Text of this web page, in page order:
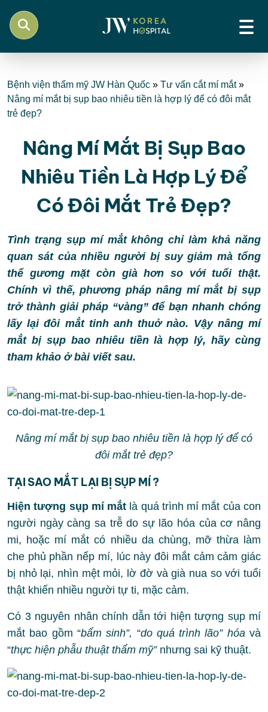
Bệnh viện thẩm mỹ JW Hàn Quốc » Tư vấn cắt mí mắt»
Nâng mí mắt bị sụp bao nhiêu tiền là hợp lý để có đôi mắt
trẻ đẹp?
Nâng Mí Mắt Bị Sụp Bao
Nhiêu Tiền Là Hợp Lý Để
Có Đôi Mắt Trẻ Đẹp?
Tình trạng sụp mí mắt không chỉ làm khả năng
quan sát của nhiều người bị suy giảm mà tổng
thể gương mặt còn già hơn so với tuổi thật.
Chính vì thế, phương pháp nâng mí mắt bị sụp
trở thành giải pháp “vàng” để bạn nhanh chóng
lấy lại đôi mắt tinh anh thuở nào. Vậy nâng mí
mắt bị sụp bao nhiêu tiền là hợp lý, hãy cùng
tham khảo ở bài viết sau.
Nâng mí mắt bị sụp bao nhiêu tiền là hợp lý để có
đôi mắt trẻ đẹp?
TẠI SAO MẮT LẠI BỊ SỤP MÍ ?
Hiện tượng sụp mí mắt là quá trình mí mắt của con
người ngày càng sa trễ do sự lão hóa của cơ nâng
mi, hoặc mí mắt có nhiều da chùng, mỡ thừa làm
che phủ phần nếp mí, lúc này đôi mắt cảm cảm giác
bị nhỏ lại, nhìn mệt mỏi, lờ đờ và già nua so với tuổi
thật khiến nhiều người tự ti, mặc cảm.
Có 3 nguyên nhân chính dẫn tới hiện tượng sụp mí
mắt bao gồm “bẩm sinh”, “do quá trình lão” hóavà
“thực hiện phẫu thuật thẩm mỹ”nhưng sai kỹ thuật.